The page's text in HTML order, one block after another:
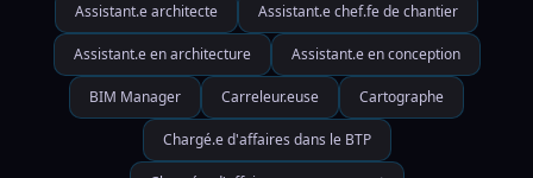
Assistant.e architecte Assistant.e chef.fe de chantier
Assistant.e en architecture Assistant.e en conception
BIM Manager Carreleur.euse Cartographe
Chargé.e d'affaires dans le BTP